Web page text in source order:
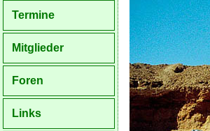
Termine
Mitglieder
Foren
Links